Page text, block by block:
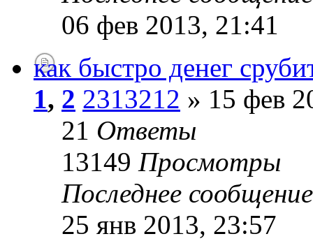
06 фев 2013, 21:41
как быстро денег
1, 2 2313212 » 15 фев
21 Ответы
13149 Просмотры
Последнее
25 янв 2013, 23:57